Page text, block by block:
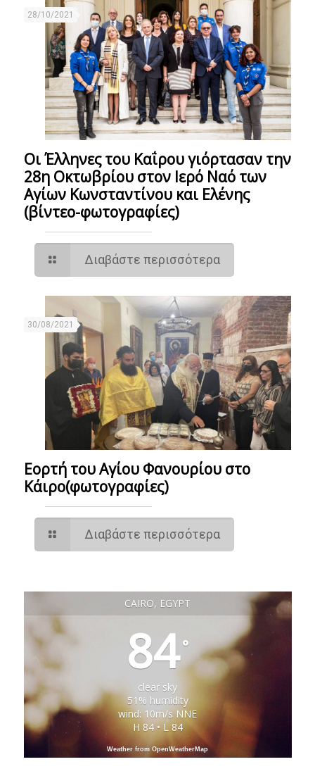
28/10/2021
Οι Έλληνες του Καΐρου γιόρτασαν την
28η Οκτωβρίου στον Ιερό Ναό των
Αγίων Κωνσταντίνου και Ελένης
(βίντεο-φωτογραφίες)
Διαβάστε περισσότερα
30/08/2021
Εορτή του Αγίου Φανουρίου στο
Κάιρο(φωτογραφίες)
Διαβάστε περισσότερα
CAIRO, EGYPT
84°
clear sky
51% humidity
wind: 10m/s NNE
H 84 • L 84
Weather from OpenWeatherMap